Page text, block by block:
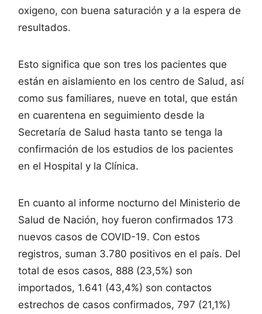
oxigeno, con buena saturación y a la espera de
resultados.
Esto significa que son tres los pacientes que
están en aislamiento en los centro de Salud, así
como sus familiares, nueve en total, que están
en cuarentena en seguimiento desde la
Secretaría de Salud hasta tanto se tenga la
confirmación de los estudios de los pacientes
en el Hospital y la Clínica.
En cuanto al informe nocturno del Ministerio de
Salud de Nación, hoy fueron confirmados 173
nuevos casos de COVID-19​. Con estos
registros, ​suman 3.780 positivos en el país. Del
total de esos casos, ​888 (23,5%) son
importados, 1.641 (43,4%) son contactos
estrechos de casos confirmados, 797 (21,1%)